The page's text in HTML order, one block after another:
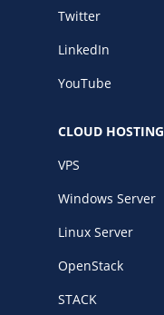
Twitter
LinkedIn
YouTube
CLOUD HOSTING
VPS
Windows Server
Linux Server
OpenStack
STACK